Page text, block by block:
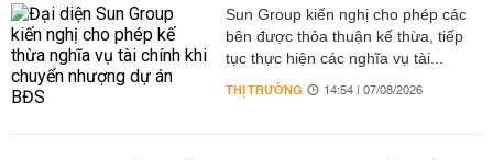
Sun Group kiến nghị cho phép các
bên được thỏa thuận kế thừa, tiếp
tục thực hiện các nghĩa vụ tài...
THỊ TRƯỜNG 14:54 | 07/08/2026